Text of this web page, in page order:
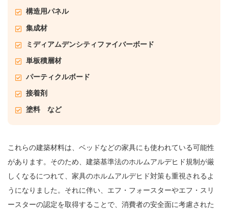
構造用パネル
集成材
ミディアムデンシティファイバーボード
単板積層材
パーティクルボード
接着剤
塗料 など
これらの建築材料は、ベッドなどの家具にも使われている可能性
があります。そのため、建築基準法のホルムアルデヒド規制が厳
しくなるにつれて、家具のホルムアルデヒド対策も重視されるよ
うになりました。それに伴い、エフ・フォースターやエフ・スリ
ースターの認定を取得することで、消費者の安全面に考慮された